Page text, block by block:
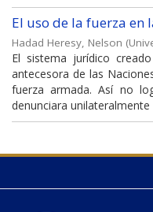
El uso de la fuerza en
Hadad Heresy, Nelson (
El sistema jurídico
antecesora de las
fuerza armada. Así no
denunciara unilateralmente